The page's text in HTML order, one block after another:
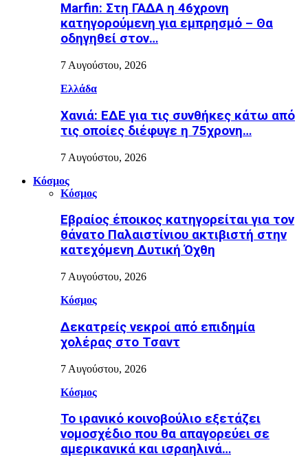
Marfin: Στη ΓΑΔΑ η 46χρονη
κατηγορούμενη για εμπρησμό – Θα
οδηγηθεί στον…
7 Αυγούστου, 2026
Ελλάδα
Χανιά: ΕΔΕ για τις συνθήκες κάτω από
τις οποίες διέφυγε η 75χρονη…
7 Αυγούστου, 2026
Κόσμος
Κόσμος
Εβραίος έποικος κατηγορείται για τον
θάνατο Παλαιστίνιου ακτιβιστή στην
κατεχόμενη Δυτική Όχθη
7 Αυγούστου, 2026
Κόσμος
Δεκατρείς νεκροί από επιδημία
χολέρας στο Τσαντ
7 Αυγούστου, 2026
Κόσμος
Το ιρανικό κοινοβούλιο εξετάζει
νομοσχέδιο που θα απαγορεύει σε
αμερικανικά και ισραηλινά…